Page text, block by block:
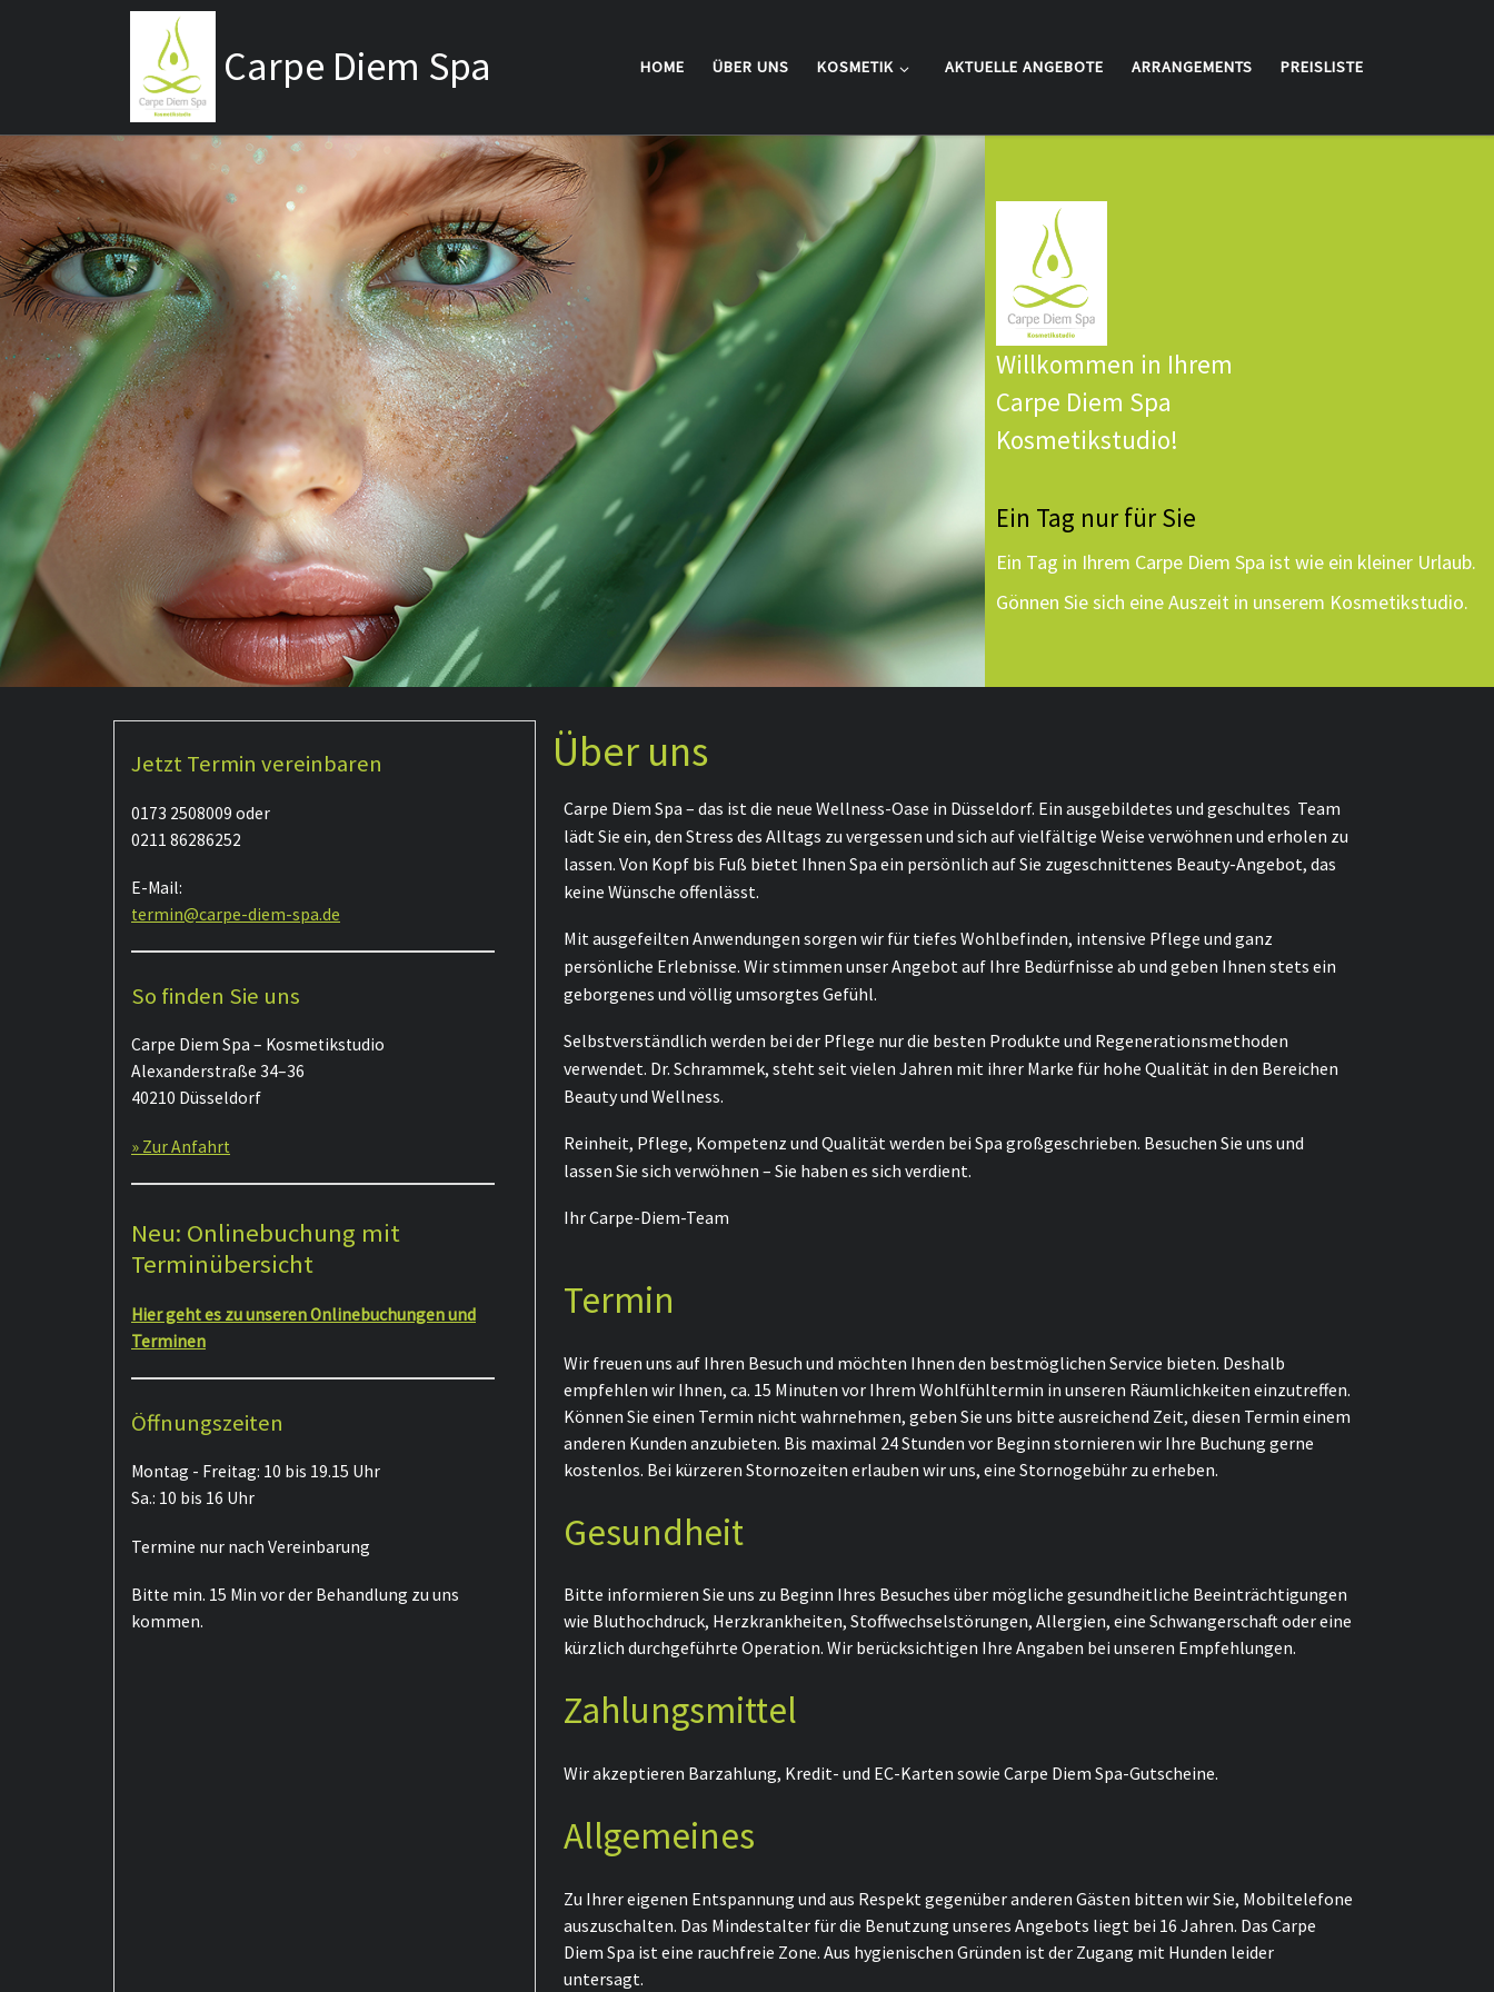
Zum Inhalt springen
Carpe Diem Spa HOME ÜBER UNS KOSMETIK AKTUELLE ANGEBOTE ARRANGEMENTS PREISLISTE
Willkommen in Ihrem
Carpe Diem Spa
Kosmetikstudio!
Ein Tag nur für Sie
Ein Tag in Ihrem Carpe Diem Spa ist wie ein kleiner Urlaub.
Gönnen Sie sich eine Auszeit in unserem Kosmetikstudio.
Über uns
Carpe Diem Spa – das ist die neue Wellness-Oase in Düsseldorf. Ein ausgebildetes und geschultes Team
lädt Sie ein, den Stress des Alltags zu vergessen und sich auf vielfältige Weise verwöhnen und erholen zu
lassen. Von Kopf bis Fuß bietet Ihnen Spa ein persönlich auf Sie zugeschnittenes Beauty-Angebot, das
keine Wünsche offenlässt.
Mit ausgefeilten Anwendungen sorgen wir für tiefes Wohlbefinden, intensive Pflege und ganz
persönliche Erlebnisse. Wir stimmen unser Angebot auf Ihre Bedürfnisse ab und geben Ihnen stets ein
geborgenes und völlig umsorgtes Gefühl.
Selbstverständlich werden bei der Pflege nur die besten Produkte und Regenerationsmethoden
verwendet. Dr. Schrammek, steht seit vielen Jahren mit ihrer Marke für hohe Qualität in den Bereichen
Beauty und Wellness.
Reinheit, Pflege, Kompetenz und Qualität werden bei Spa großgeschrieben. Besuchen Sie uns und
lassen Sie sich verwöhnen – Sie haben es sich verdient.
Ihr Carpe-Diem-Team
Termin
Wir freuen uns auf Ihren Besuch und möchten Ihnen den bestmöglichen Service bieten. Deshalb
empfehlen wir Ihnen, ca. 15 Minuten vor Ihrem Wohlfühltermin in unseren Räumlichkeiten einzutreffen.
Können Sie einen Termin nicht wahrnehmen, geben Sie uns bitte ausreichend Zeit, diesen Termin einem
anderen Kunden anzubieten. Bis maximal 24 Stunden vor Beginn stornieren wir Ihre Buchung gerne
kostenlos. Bei kürzeren Stornozeiten erlauben wir uns, eine Stornogebühr zu erheben.
Gesundheit
Bitte informieren Sie uns zu Beginn Ihres Besuches über mögliche gesundheitliche Beeinträchtigungen
wie Bluthochdruck, Herzkrankheiten, Stoffwechselstörungen, Allergien, eine Schwangerschaft oder eine
kürzlich durchgeführte Operation. Wir berücksichtigen Ihre Angaben bei unseren Empfehlungen.
Zahlungsmittel
Wir akzeptieren Barzahlung, Kredit- und EC-Karten sowie Carpe Diem Spa-Gutscheine.
Allgemeines
Zu Ihrer eigenen Entspannung und aus Respekt gegenüber anderen Gästen bitten wir Sie, Mobiltelefone
auszuschalten. Das Mindestalter für die Benutzung unseres Angebots liegt bei 16 Jahren. Das Carpe
Diem Spa ist eine rauchfreie Zone. Aus hygienischen Gründen ist der Zugang mit Hunden leider
untersagt.
Jetzt Termin vereinbaren
0173 2508009 oder
0211 86286252
E-Mail:
termin@carpe-diem-spa.de
So finden Sie uns
Carpe Diem Spa – Kosmetikstudio
Alexanderstraße 34–36
40210 Düsseldorf
» Zur Anfahrt
Neu: Onlinebuchung mit
Terminübersicht
Hier geht es zu unseren Onlinebuchungen und
Terminen
Öffnungszeiten
Montag - Freitag: 10 bis 19.15 Uhr
Sa.: 10 bis 16 Uhr
Termine nur nach Vereinbarung
Bitte min. 15 Min vor der Behandlung zu uns
kommen.